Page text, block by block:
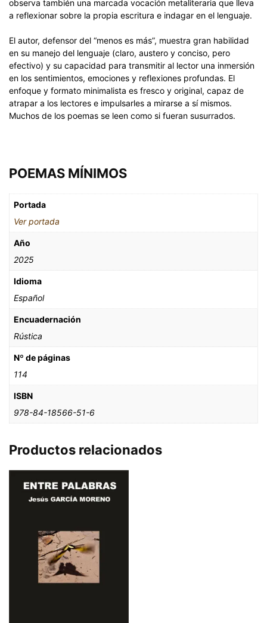
observa también una marcada vocación metaliteraria que lleva
a reflexionar sobre la propia escritura e indagar en el lenguaje.
El autor, defensor del “menos es más”, muestra gran habilidad
en su manejo del lenguaje (claro, austero y conciso, pero
efectivo) y su capacidad para transmitir al lector una inmersión
en los sentimientos, emociones y reflexiones profundas. El
enfoque y formato minimalista es fresco y original, capaz de
atrapar a los lectores e impulsarles a mirarse a sí mismos.
Muchos de los poemas se leen como si fueran susurrados.
POEMAS MÍNIMOS
Portada
Ver portada
Año
2025
Idioma
Español
Encuadernación
Rústica
Nº de páginas
114
ISBN
978-84-18566-51-6
Productos relacionados